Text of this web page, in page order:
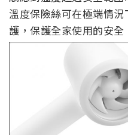
溫度保險絲可在極端情
護，保護全家使用的安全